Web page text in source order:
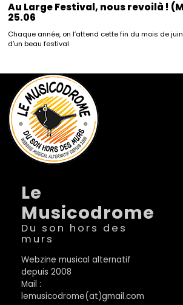
Au Large Festival, nous revoilà !
25.06
Chaque année, on l’attend cette fin du mois de
d’un beau festival
Le
Musicodrome
Du son hors des
murs
Webzine musical alternatif
depuis 2008
Mail :
lemusicodrome(at)gmail.com